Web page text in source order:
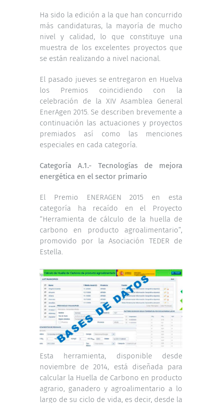
Ha sido la edición a la que han concurrido
más candidaturas, la mayoría de mucho
nivel y calidad, lo que constituye una
muestra de los excelentes proyectos que
se están realizando a nivel nacional.
El pasado jueves se entregaron en Huelva
los Premios coincidiendo con la
celebración de la XIV Asamblea General
EnerAgen 2015. Se describen brevemente a
continuación las actuaciones y proyectos
premiados así como las menciones
especiales en cada categoría.
Categoría A.1.- Tecnologías de mejora
energética en el sector primario
El Premio ENERAGEN 2015 en esta
categoría ha recaído en el Proyecto
“Herramienta de cálculo de la huella de
carbono en producto agroalimentario”,
promovido por la Asociación TEDER de
Estella.
Esta herramienta, disponible desde
noviembre de 2014, está diseñada para
calcular la Huella de Carbono en producto
agrario, ganadero y agroalimentario a lo
largo de su ciclo de vida, es decir, desde la